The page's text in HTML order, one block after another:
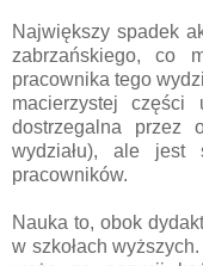
Największy spadek
zabrzańskiego, co
pracownika tego
macierzystej
dostrzegalna przez
wydziału), ale jest
pracowników.
Nauka to, obok
w szkołach